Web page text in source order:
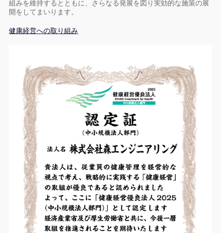
組みを維持するとともに、さらなる発展を図り実効的な施策の展
開をしてまいります。
健康経営への取り組み